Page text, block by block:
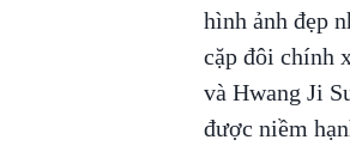
hình ảnh đẹp
cặp đôi chính
và Hwang Ji
được niềm